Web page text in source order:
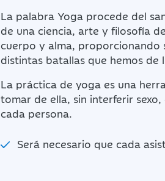
La palabra Yoga procede del
de una ciencia, arte y filosofía
cuerpo y alma,
distintas batallas que hemos de
La práctica de yoga es una
tomar de ella, sin interferir
cada persona.
Será necesario que cada